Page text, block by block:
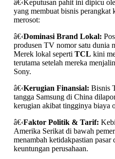
â€‹Keputusan pahit ini dipicu
yang membuat bisnis perangkat
merosot:
â€‹Dominasi Brand Lokal:
produsen TV nomor satu dunia
Merek lokal seperti TCL kini
terutama setelah mereka
Sony.
â€‹Kerugian Finansial: Bisnis
tangga Samsung di China
kerugian akibat tingginya biaya
â€‹Faktor Politik & Tarif:
Amerika Serikat di bawah
menambah ketidakpastian pasar
keuntungan perusahaan.